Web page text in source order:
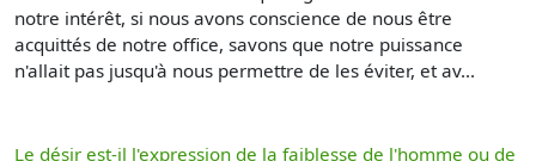
notre intérêt, si nous avons conscience de nous être
acquittés de notre office, savons que notre puissance
n'allait pas jusqu'à nous permettre de les éviter, et av...
Le désir est-il l'expression de la faiblesse de l'homme ou de